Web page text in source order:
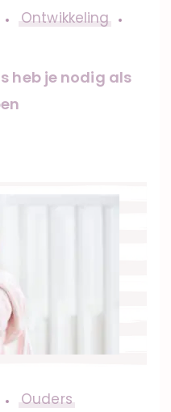
Ontwikkeling
heb je nodig als
Ouders